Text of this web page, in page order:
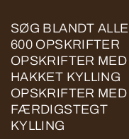
SØG BLANDT ALLE
600 OPSKRIFTER
OPSKRIFTER MED
HAKKET KYLLING
OPSKRIFTER MED
FÆRDIGSTEGT
KYLLING